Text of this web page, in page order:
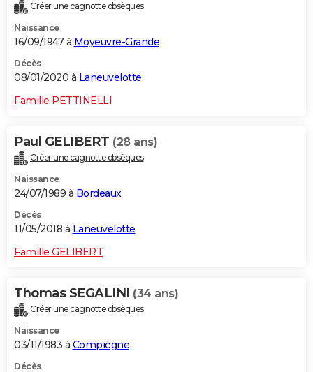
Créer une cagnotte obsèques
Naissance
16/09/1947 à Moyeuvre-Grande
Décès
08/01/2020 à Laneuvelotte
Famille PETTINELLI
Paul GELIBERT (28 ans)
Créer une cagnotte obsèques
Naissance
24/07/1989 à Bordeaux
Décès
11/05/2018 à Laneuvelotte
Famille GELIBERT
Thomas SEGALINI (34 ans)
Créer une cagnotte obsèques
Naissance
03/11/1983 à Compiègne
Décès